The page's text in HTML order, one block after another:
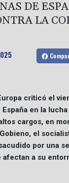
DE
LA
criticó el
en la
cargos, en
el
por una
a su